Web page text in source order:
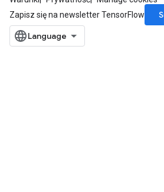
Zapisz się na newsletter TensorFlow